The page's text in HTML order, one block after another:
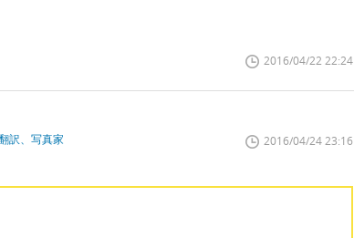
2016/04/22 22:24
訳、写真家 2016/04/24 23:16